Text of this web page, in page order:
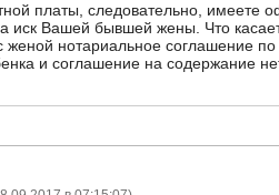
платы, следовательно, имеете
иск Вашей бывшей жены. Что
женой нотариальное соглашение
и соглашение на содержание